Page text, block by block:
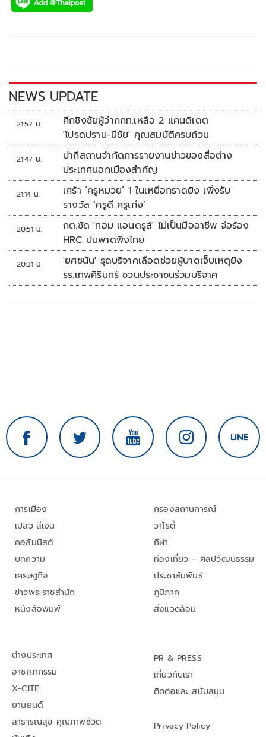
e
k
tt p
k
NEWS UPDATE
21:57 น.
ศึกชิงชัยผู้ว่ากกท.เหลือ 2 แคนดิเดต
'โปรดปราน-มีชัย' คุณสมบัติครบถ้วน
21:47 น.
ปากีสถานจำกัดการรายงานข่าวของสื่อต่าง
ประเทศนอกเมืองสำคัญ
21:14 น.
เศร้า ‘ครูหมวย’ 1 ในเหยื่อกราดยิง เพิ่งรับ
รางวัล ‘ครูดี ครูเก่ง’
20:51 น.
กต.ซัด 'ทอม แอนดรูส์' ไม่เป็นมืออาชีพ จ่อร้อง
HRC ปมพาดพิงไทย
20:31 น.
'ยศชนัน' รุดบริจาคเลือดช่วยผู้บาดเจ็บเหตุยิง
รร.เทพศิรินทร์ ชวนประชาชนร่วมบริจาค
การเมือง
เปลว สีเงิน
คอลัมนิสต์
บทความ
เศรษฐกิจ
ข่าวพระราชสำนัก
หนังสือพิมพ์
กรองสถานการณ์
วาไรตี้
กีฬา
ท่องเที่ยว – ศิลปวัฒนธรรม
ประชาสัมพันธ์
ภูมิภาค
สิ่งแวดล้อม
ต่างประเทศ
อาชญากรรม
X-CITE
ยานยนต์
สาธารณสุข-คุณภาพชีวิต
PR & PRESS
เกี่ยวกับเรา
ติดต่อและ สนับสนุน
Privacy Policy